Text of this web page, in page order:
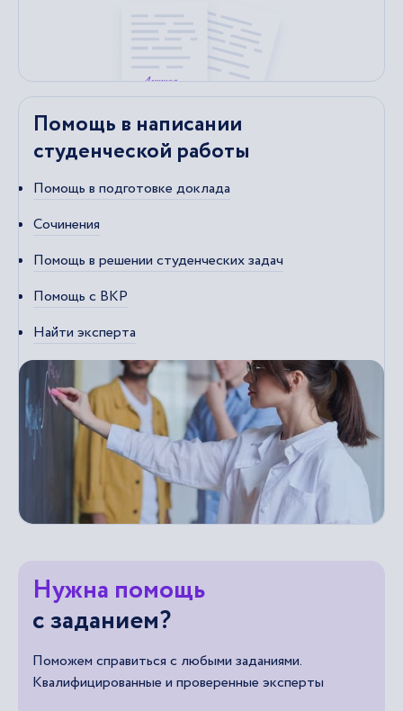
Помощь в написании
студенческой работы
Помощь в подготовке доклада
Сочинения
Помощь в решении студенческих задач
Помощь с ВКР
Найти эксперта
Нужна помощь
с заданием?
Поможем справиться с любыми заданиями.
Квалифицированные и проверенные эксперты